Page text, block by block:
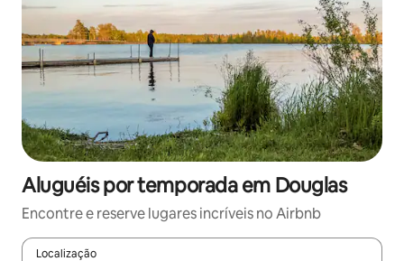
Aluguéis por temporada em Douglas
Encontre e reserve lugares incríveis no Airbnb
Localização